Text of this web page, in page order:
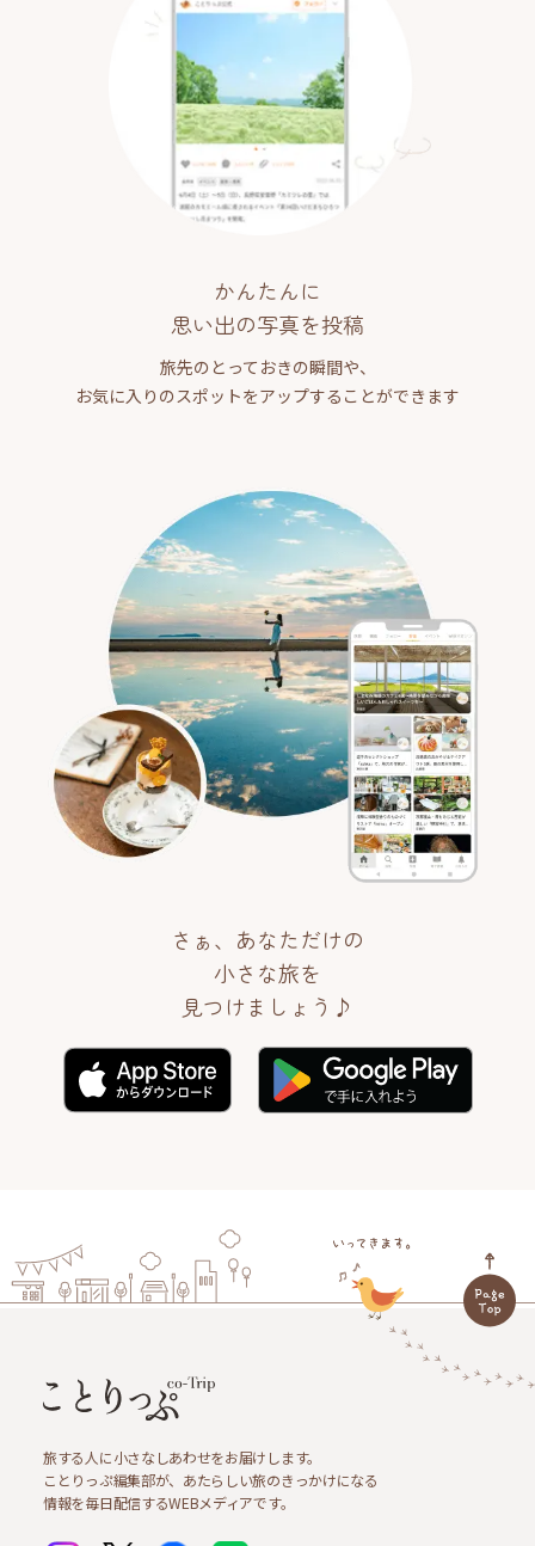
かんたんに
思い出の写真を投稿
旅先のとっておきの瞬間や、
お気に入りのスポットをアップすることができます
さぁ、あなただけの
小さな旅を
見つけましょう♪
旅する人に小さなしあわせをお届けします。
ことりっぷ編集部が、あたらしい旅のきっかけになる
情報を毎日配信するWEBメディアです。